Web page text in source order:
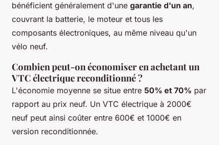
bénéficient généralement d'une garantie d'un an,
couvrant la batterie, le moteur et tous les
composants électroniques, au même niveau qu'un
vélo neuf.
Combien peut-on économiser en achetant un
VTC électrique reconditionné ?
L'économie moyenne se situe entre 50% et 70% par
rapport au prix neuf. Un VTC électrique à 2000€
neuf peut ainsi coûter entre 600€ et 1000€ en
version reconditionnée.